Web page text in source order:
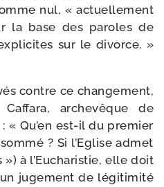
nul, « actuel­le­ment
la base des paroles de
sur le divorce. »
contre ce chan­ge­ment,
arche­vêque de
« Qu’en est-​il du pre­mier
? Si l’Eglise admet
à l’Eucharistie, elle doit
juge­ment de légi­ti­mi­té